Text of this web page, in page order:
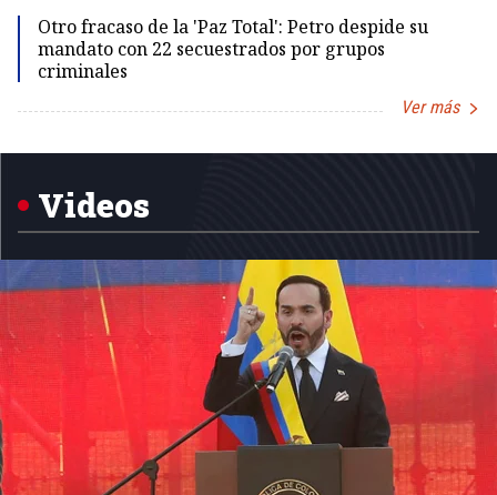
Otro fracaso de la 'Paz Total': Petro despide su
mandato con 22 secuestrados por grupos
criminales
Ver más
1
Videos